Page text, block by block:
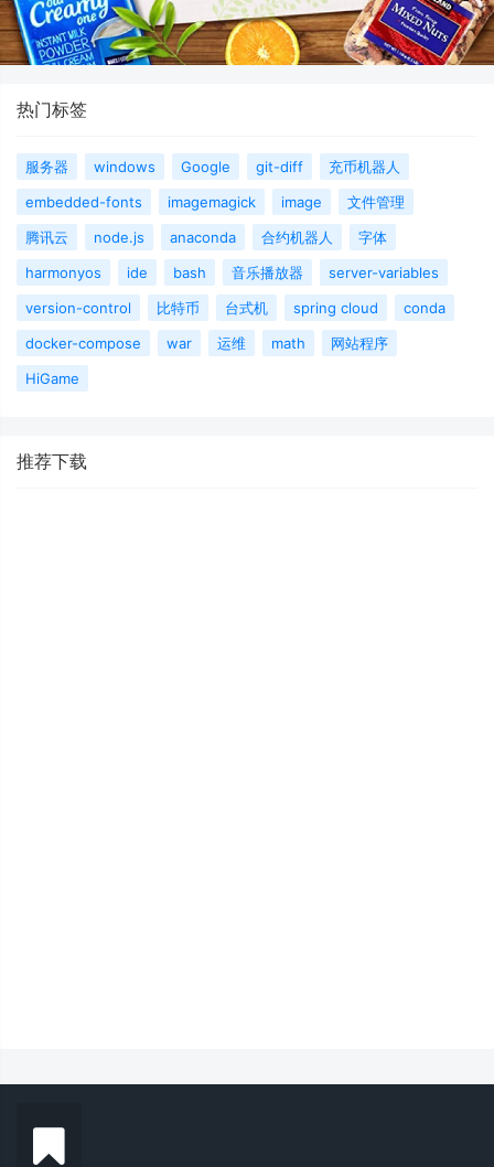
热门标签
服务器 windows Google git-diff
充币机器人
embedded-fonts
imagemagick image
文件管理
腾讯云
node.js anaconda 合约机器人
字体
harmonyos
ide bash 音乐播放器
server-variables
version-control
比特币 台式机 spring cloud
conda
docker-compose
war 运维 math
网站程序
HiGame
推荐下载